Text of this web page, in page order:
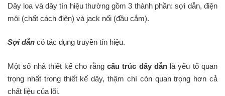
Dây loa và dây tín hiệu thường gồm 3 thành phần: sợi dẫn, điện
môi (chất cách điện) và jack nối (đầu cắm).
Sợi dẫn có tác dụng truyền tín hiệu.
Một số nhà thiết kế cho rằng cấu trúc dây dẫnlà yếu tố quan
trọng nhất trong thiết kế dây, thậm chí còn quan trọng hơn cả
chất liệu của lõi.